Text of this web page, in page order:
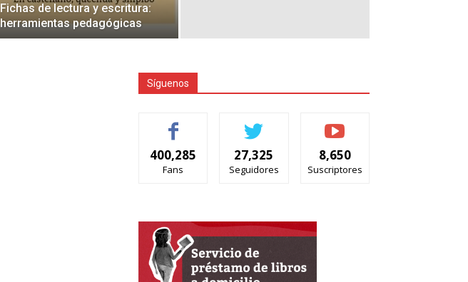
Fichas de lectura y escritura:
herramientas pedagógicas
Síguenos
400,285
Fans
27,325
Seguidores
8,650
Suscriptores